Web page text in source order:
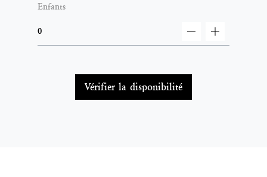
Enfants
decrementincrement
Vérifier la disponibilité